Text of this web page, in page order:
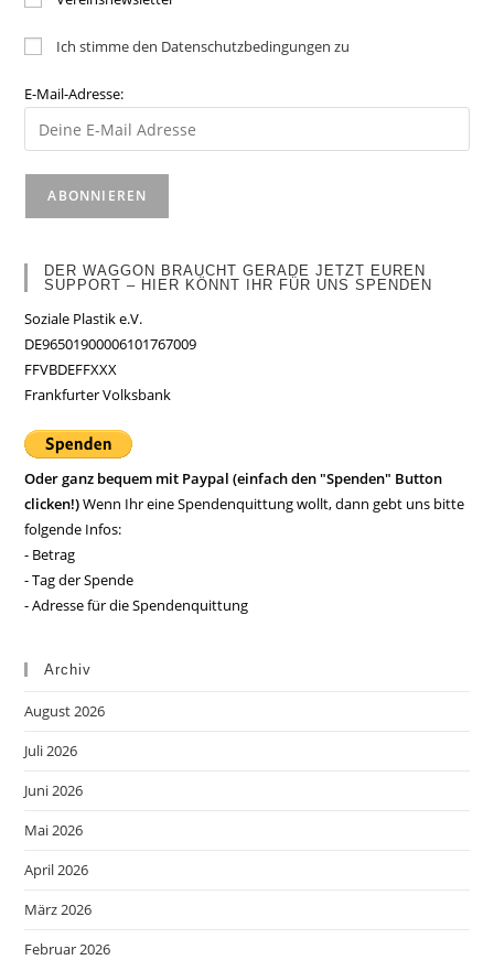
Ich stimme den Datenschutzbedingungen zu
E-Mail-Adresse:
DER WAGGON BRAUCHT GERADE JETZT EUREN
SUPPORT – HIER KÖNNT IHR FÜR UNS SPENDEN
Soziale Plastik e.V.
DE96501900006101767009
FFVBDEFFXXX
Frankfurter Volksbank
Oder ganz bequem mit Paypal (einfach den "Spenden" Button
clicken!)Wenn Ihr eine Spendenquittung wollt, dann gebt uns bitte
folgende Infos:
- Betrag
- Tag der Spende
- Adresse für die Spendenquittung
Archiv
August 2026
Juli 2026
Juni 2026
Mai 2026
April 2026
März 2026
Februar 2026